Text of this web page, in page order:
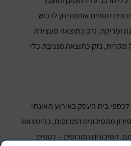
נוספים אותם ניתן לרכוש
ופריקה, נזק כתוצאה מעצירת
נזק כתוצאה מגניבת כלי
בית העסק באירוע תאונתי
מהסיכונים המכוסים, בהימצאם
הסיכונים המכוסים – כספים